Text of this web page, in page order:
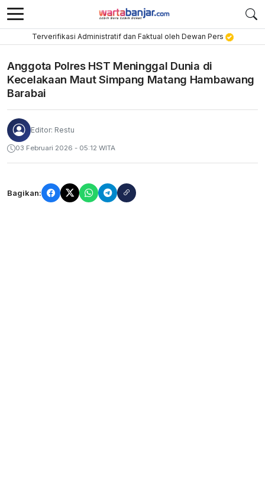
Terverifikasi Administratif dan Faktual oleh Dewan Pers
Anggota Polres HST Meninggal Dunia di
Kecelakaan Maut Simpang Matang Hambawang
Barabai
Editor: Restu
03 Februari 2026 - 05:12 WITA
Bagikan: